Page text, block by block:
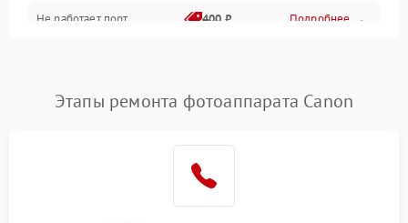
Коммуникации и интерфейсы
Не работает порт 400 ₽ Подробнее →
Этапы ремонта фотоаппарата Canon